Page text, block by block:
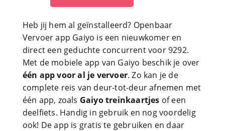
Heb jij hem al geïnstalleerd? Openbaar
Vervoer app Gaiyo is een nieuwkomer en
direct een geduchte concurrent voor 9292.
Met de mobiele app van Gaiyo beschik je over
één app voor al je vervoer. Zo kan je de
complete reis van deur-tot-deur afnemen met
één app, zoals Gaiyo treinkaartjes of een
deelfiets. Handig in gebruik en nog voordelig
ook! De app is gratis te gebruiken en daar